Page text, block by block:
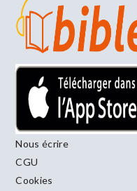
Nous écrire
CGU
Cookies